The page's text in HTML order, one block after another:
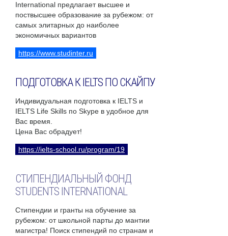
International предлагает высшее и
поствысшее образование за рубежом: от
самых элитарных до наиболее
экономичных вариантов
https://www.studinter.ru
ПОДГОТОВКА К IELTS ПО СКАЙПУ
Индивидуальная подготовка к IELTS и
IELTS Life Skills по Skype в удобное для
Вас время.
Цена Вас обрадует!
https://ielts-school.ru/program/19
СТИПЕНДИАЛЬНЫЙ ФОНД
STUDENTS INTERNATIONAL
Стипендии и гранты на обучение за
рубежом: от школьной парты до мантии
магистра! Поиск стипендий по странам и